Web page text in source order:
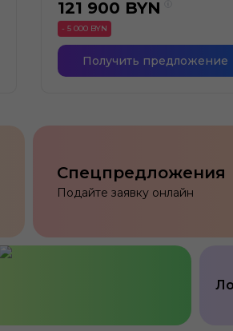
121 900 BYN
- 5 000 BYN
Получить предложение
Спецпредложения
Подайте заявку онлайн